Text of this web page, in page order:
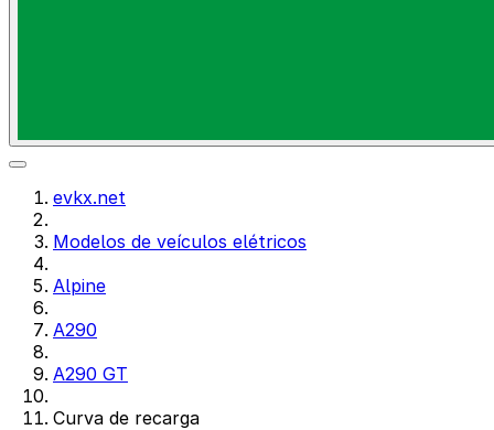
evkx.net
Modelos de veículos elétricos
Alpine
A290
A290 GT
Curva de recarga